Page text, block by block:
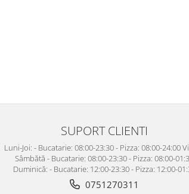
SUPORT CLIENTI
Luni-Joi: - Bucatarie: 08:00-23:30 - Pizza: 08:00-24:00
Sâmbătă - Bucatarie: 08:00-23:30 - Pizza: 08:00-
Duminică: - Bucatarie: 12:00-23:30 - Pizza: 12:00-
0751270311